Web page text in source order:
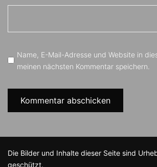
Name, E-Mail-Adresse und Website in
meinen nächsten Kommentar speichern.
Die Bilder und Inhalte dieser Seite sind
geschützt.